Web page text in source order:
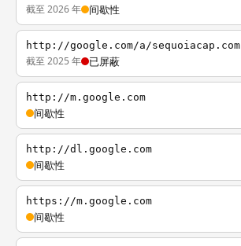
截至 2026 年 间歇性
http://google.com/a/sequoiacap.com
截至 2025 年 已屏蔽
http://m.google.com
间歇性
http://dl.google.com
间歇性
https://m.google.com
间歇性